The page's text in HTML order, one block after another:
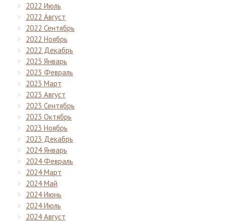
2022 Июль
2022 Август
2022 Сентябрь
2022 Ноябрь
2022 Декабрь
2023 Январь
2023 Февраль
2023 Март
2023 Август
2023 Сентябрь
2023 Октябрь
2023 Ноябрь
2023 Декабрь
2024 Январь
2024 Февраль
2024 Март
2024 Май
2024 Июнь
2024 Июль
2024 Август